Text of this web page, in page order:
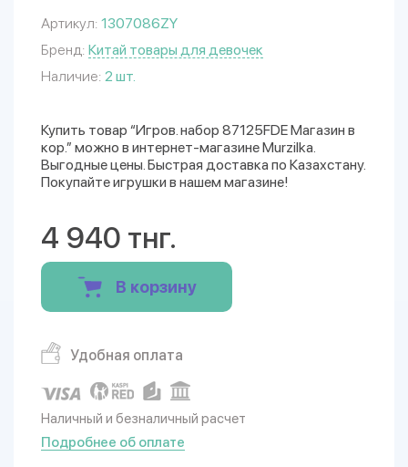
Артикул: 1307086ZY
Бренд: Китай товары для девочек
Наличие: 2 шт.
Купить товар “Игров. набор 87125FDE Магазин в
кор.” можно в интернет-магазине Murzilka.
Выгодные цены. Быстрая доставка по Казахстану.
Покупайте игрушки в нашем магазине!
4 940 тнг.
В корзину
Удобная оплата
Наличный и безналичный расчет
Подробнее об оплате